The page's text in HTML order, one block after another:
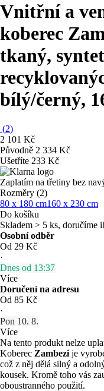
Vnitřní a
koberec
tkaný,
bílý/černý,
(2)
2 101 Kč
Původně 2 334 Kč
Ušetříte 233 Kč
Zaplatím na třetiny bez
Rozměry (2)
80 x 180 cm160 x 230 cm
Do košíku
Skladem > 5 ks, doručíme
Osobní odběr
Od 29 Kč
·
Dnes od 13:37
Více
Doručení na adresu
Od 85 Kč
·
Pon 10. 8.
Více
Na tento produkt nelze
Koberec Zambezi je
což z něj dělá silný a
kousek. Kromě toho vás
oboustranného použití.